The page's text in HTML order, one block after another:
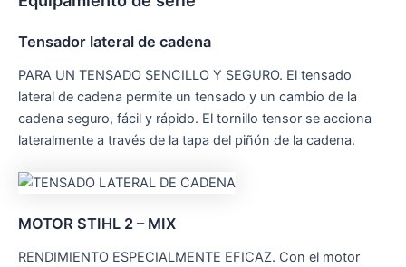
Tensador lateral de cadena
PARA UN TENSADO SENCILLO Y SEGURO. El tensado
lateral de cadena permite un tensado y un cambio de la
cadena seguro, fácil y rápido. El tornillo tensor se acciona
lateralmente a través de la tapa del piñón de la cadena.
MOTOR STIHL 2 – MIX
RENDIMIENTO ESPECIALMENTE EFICAZ. Con el motor